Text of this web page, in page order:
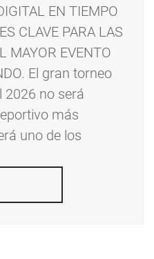
EN TIEMPO
CLAVE PARA LAS
MAYOR EVENTO
El gran torneo
2026 no será
más
uno de los